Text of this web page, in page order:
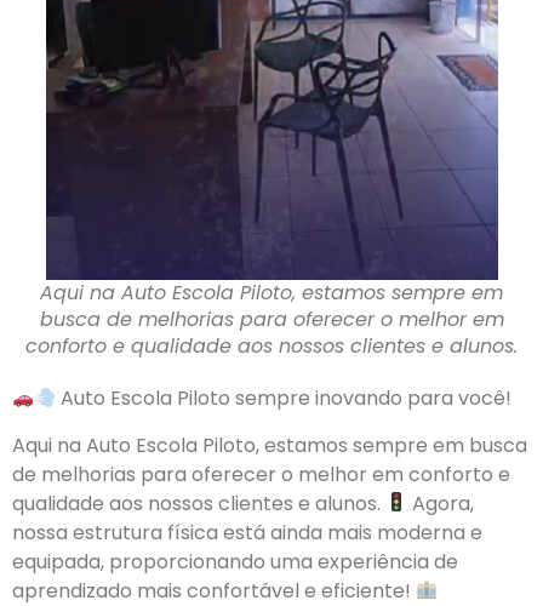
Aqui na Auto Escola Piloto, estamos sempre em
busca de melhorias para oferecer o melhor em
conforto e qualidade aos nossos clientes e alunos.
Auto Escola Piloto sempre inovando para você!
Aqui na Auto Escola Piloto, estamos sempre em busca
de melhorias para oferecer o melhor em conforto e
qualidade aos nossos clientes e alunos.
Agora,
nossa estrutura física está ainda mais moderna e
equipada, proporcionando uma experiência de
aprendizado mais confortável e eficiente!